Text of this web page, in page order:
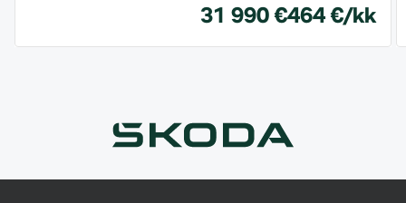
31 990 €464 €/kk